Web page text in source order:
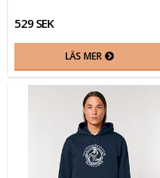
529 SEK
LÄS MER